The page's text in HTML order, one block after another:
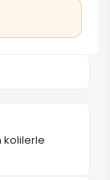
kolilerle